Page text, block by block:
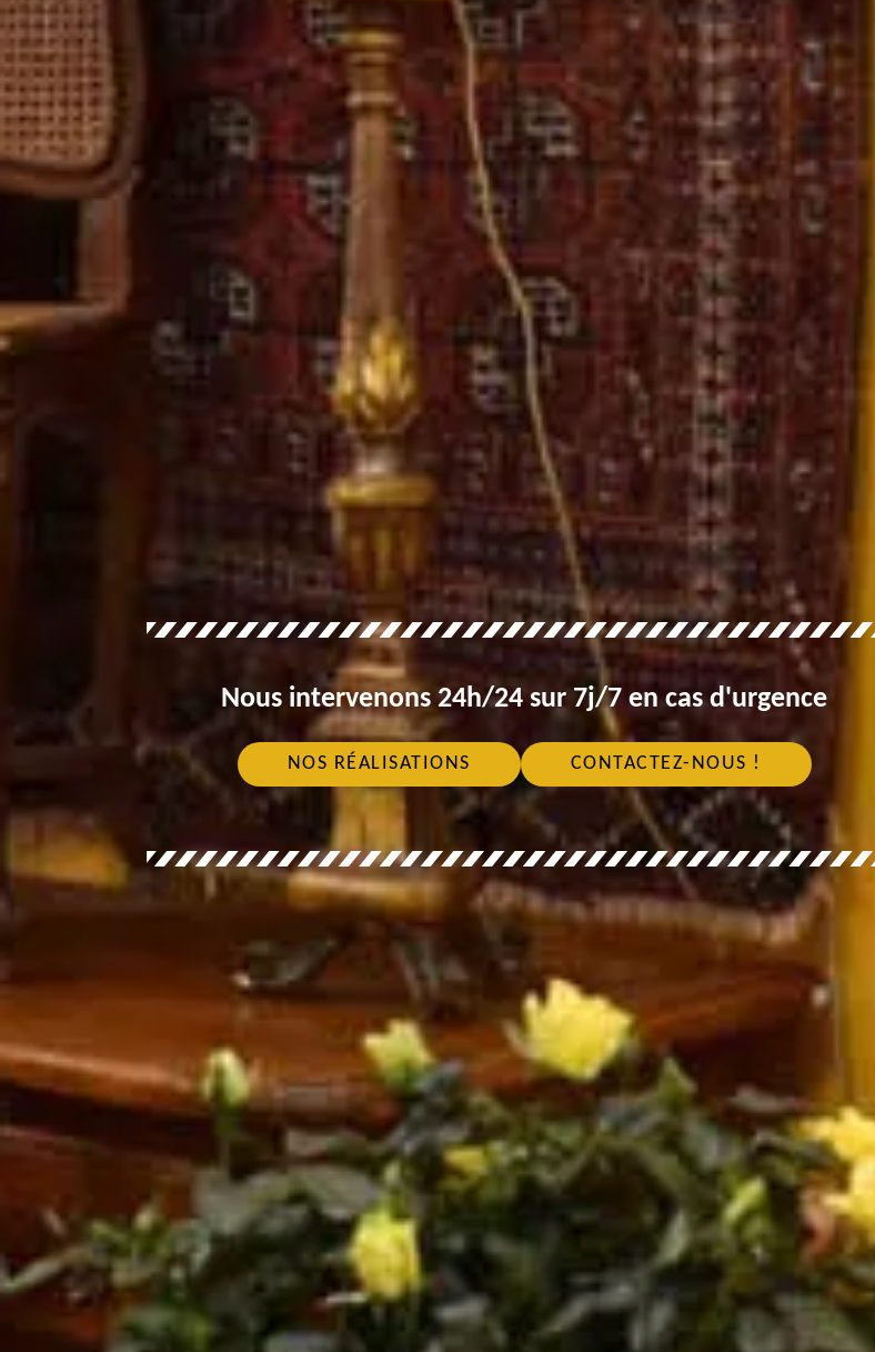
Nous intervenons 24h/24 sur 7j/7 en cas d'urgence
NOS RÉALISATIONS CONTACTEZ-NOUS !